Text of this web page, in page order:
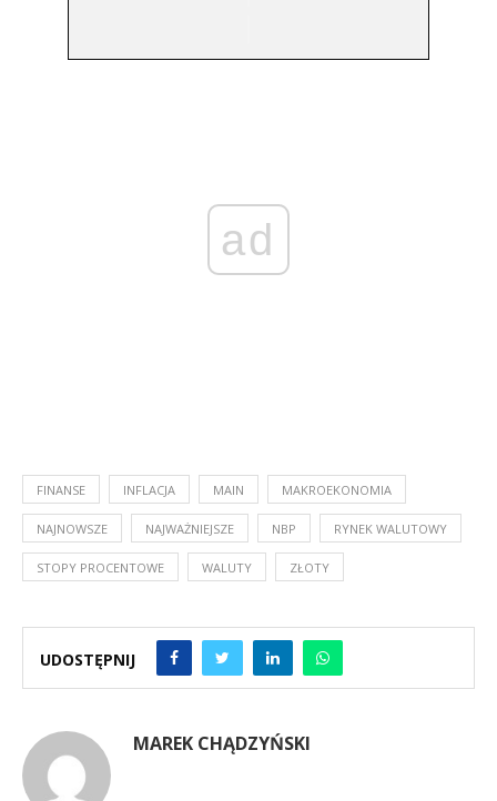
ad
FINANSE INFLACJA MAIN MAKROEKONOMIA
NAJNOWSZE NAJWAŻNIEJSZE NBP RYNEK WALUTOWY
STOPY PROCENTOWE WALUTY ZŁOTY
UDOSTĘPNIJ
MAREK CHĄDZYŃSKI